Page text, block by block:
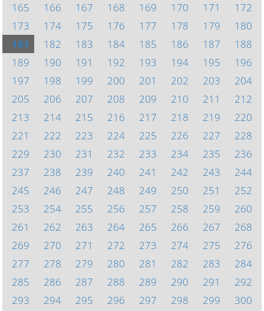
165
166 167 168 169 170 171
172
173
174 175 176 177 178 179
180
181
182 183 184 185 186 187
188
189
190 191 192 193 194 195
196
197
198 199 200 201 202 203
204
205
206 207 208 209 210 211
212
213
214 215 216 217 218 219
220
221
222 223 224 225 226 227
228
229
230 231 232 233 234 235
236
237
238 239 240 241 242 243
244
245
246 247 248 249 250 251
252
253
254 255 256 257 258 259
260
261
262 263 264 265 266 267
268
269
270 271 272 273 274 275
276
277
278 279 280 281 282 283
284
285
286 287 288 289 290 291
292
293
294 295 296 297 298 299
300